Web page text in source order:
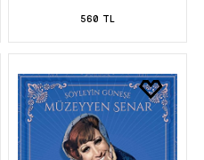
560 TL